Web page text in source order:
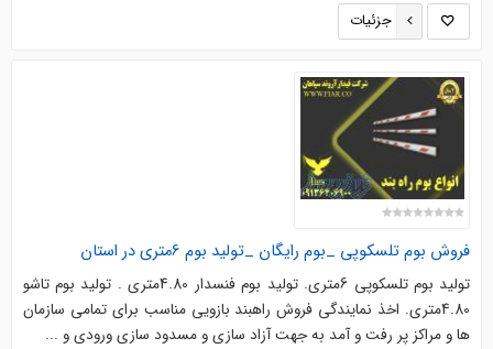
جزئیات
فروش بوم تلسکوپی _بوم رایگان _تولید بوم 6متری در استان
تولید بوم تلسکوپی 6متری. تولید بوم فنسدار 4.80متری . تولید بوم تاشو
4.80متری. اخذ نمایندگی فروش راهبند بازویی مناسب برای تمامی سازمان
ها و مراکز پر رفت و آمد به جهت آزاد سازی و مسدود سازی ورودی و ...